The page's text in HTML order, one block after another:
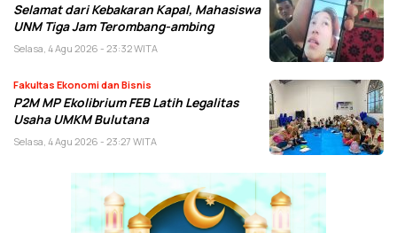
Selamat dari Kebakaran Kapal, Mahasiswa
UNM Tiga Jam Terombang-ambing
Selasa, 4 Agu 2026 - 23:32 WITA
Fakultas Ekonomi dan Bisnis
P2M MP Ekolibrium FEB Latih Legalitas
Usaha UMKM Bulutana
Selasa, 4 Agu 2026 - 23:27 WITA